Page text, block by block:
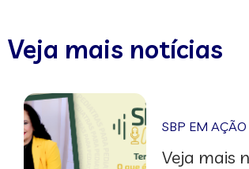
Veja mais notícias
SBP EM AÇÃO
Veja mais